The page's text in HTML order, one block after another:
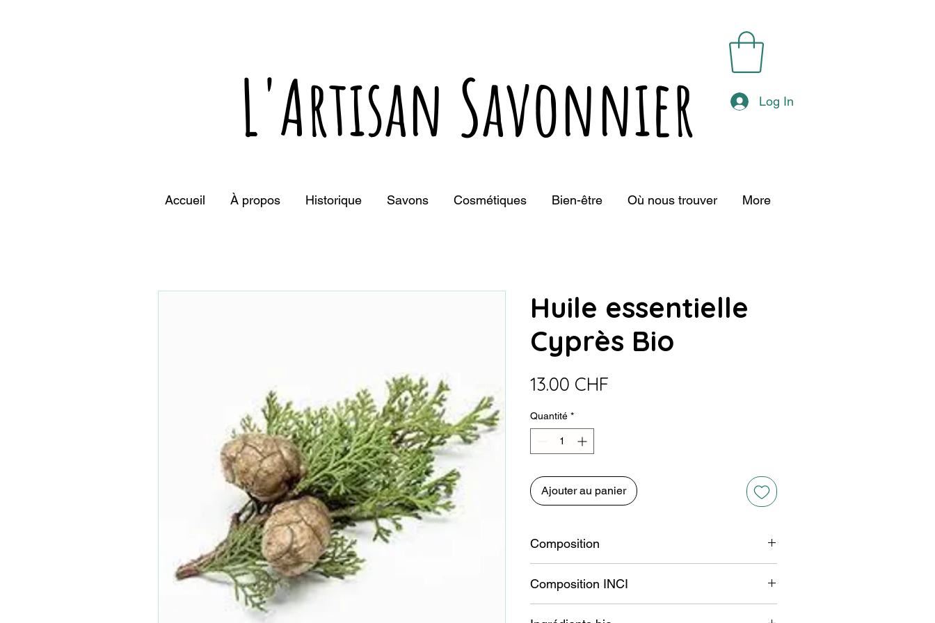
L'Artisan Savonnier Log In
Accueil À propos Historique Savons Cosmétiques Bien-être Où nous trouver More
Huile essentielle
Cyprès Bio
13.00 CHF
Quantité *
Ajouter au panier
Composition
Composition INCI